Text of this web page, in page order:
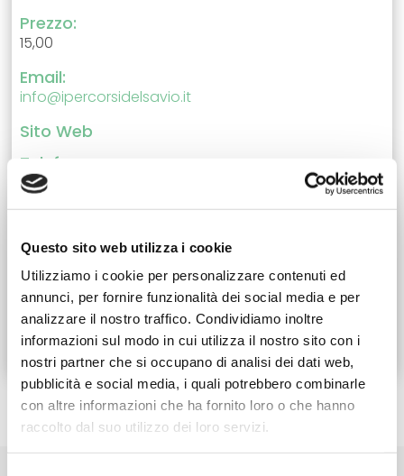
Questo sito web utilizza i cookie
Utilizziamo i cookie per personalizzare contenuti ed
annunci, per fornire funzionalità dei social media e per
analizzare il nostro traffico. Condividiamo inoltre
informazioni sul modo in cui utilizza il nostro sito con i
nostri partner che si occupano di analisi dei dati web,
pubblicità e social media, i quali potrebbero combinarle
con altre informazioni che ha fornito loro o che hanno
raccolto dal suo utilizzo dei loro servizi.
Prezzo:
15,00
Email:
info@ipercorsidelsavio.it
Sito Web
Telefono:
0543 911046
Programma tra Soria Natura e G
Maggiori informazioni